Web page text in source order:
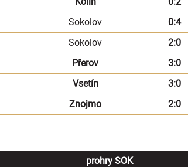
Sokolov
0:4
Sokolov
2:0
Přerov
3:0
Vsetín
3:0
Znojmo 2:0
prohry SOK